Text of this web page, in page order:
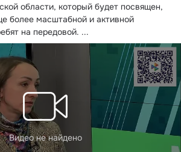
области, который будет посвящен,
более масштабной и активной
на передовой. ...
Видео не найдено